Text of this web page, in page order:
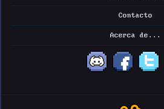
Contacto
Acerca de...